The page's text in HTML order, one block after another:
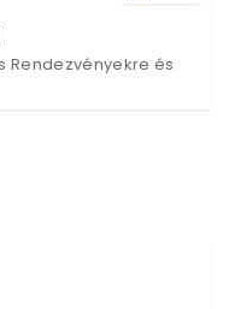
Rendezvényekre és